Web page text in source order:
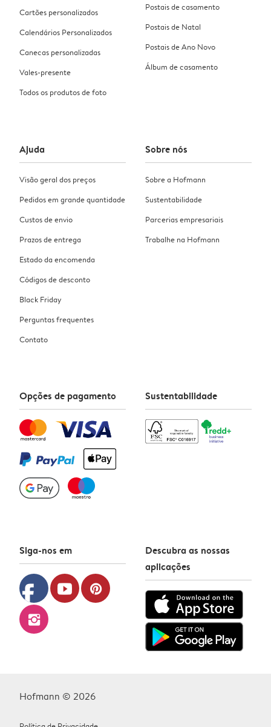
Cartões personalizados
Calendários Personalizados
Canecas personalizadas
Vales-presente
Todos os produtos de foto
Postais de casamento
Postais de Natal
Postais de Ano Novo
Álbum de casamento
Ajuda
Visão geral dos preços
Pedidos em grande quantidade
Custos de envio
Prazos de entrega
Estado da encomenda
Códigos de desconto
Black Friday
Perguntas frequentes
Contato
Sobre nós
Sobre a Hofmann
Sustentabilidade
Parcerias empresariais
Trabalhe na Hofmann
Opções de pagamento Sustentabilidade
Siga-nos em
facebook youtube pinterest
instagram
Descubra as nossas
aplicações
Hofmann © 2026